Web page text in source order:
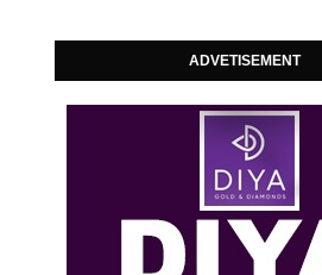
ADVETISEMENT